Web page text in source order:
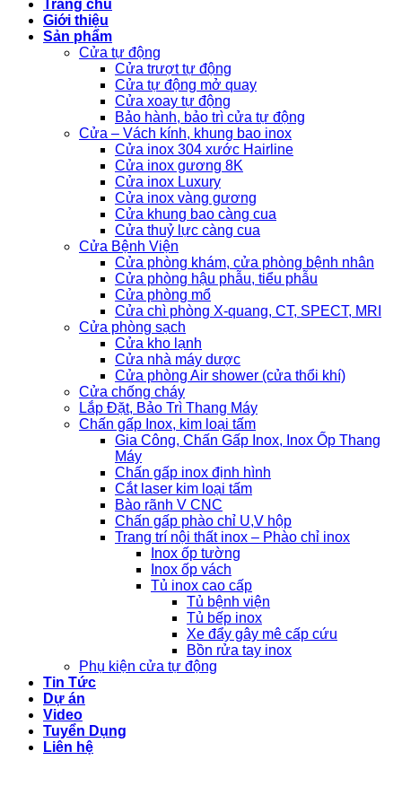
Trang chủ
Giới thiệu
Sản phẩm
Cửa tự động
Cửa trượt tự động
Cửa tự động mở quay
Cửa xoay tự động
Bảo hành, bảo trì cửa tự động
Cửa – Vách kính, khung bao inox
Cửa inox 304 xước Hairline
Cửa inox gương 8K
Cửa inox Luxury
Cửa inox vàng gương
Cửa khung bao càng cua
Cửa thuỷ lực càng cua
Cửa Bệnh Viện
Cửa phòng khám, cửa phòng bệnh nhân
Cửa phòng hậu phẫu, tiểu phẫu
Cửa phòng mổ
Cửa chì phòng X-quang, CT, SPECT, MRI
Cửa phòng sạch
Cửa kho lạnh
Cửa nhà máy dược
Cửa phòng Air shower (cửa thổi khí)
Cửa chống cháy
Lắp Đặt, Bảo Trì Thang Máy
Chấn gấp Inox, kim loại tấm
Gia Công, Chấn Gấp Inox, Inox Ốp Thang
Máy
Chấn gấp inox định hình
Cắt laser kim loại tấm
Bào rãnh V CNC
Chấn gấp phào chỉ U,V hộp
Trang trí nội thất inox – Phào chỉ inox
Inox ốp tường
Inox ốp vách
Tủ inox cao cấp
Tủ bệnh viện
Tủ bếp inox
Xe đẩy gây mê cấp cứu
Bồn rửa tay inox
Phụ kiện cửa tự động
Tin Tức
Dự án
Video
Tuyển Dụng
Liên hệ